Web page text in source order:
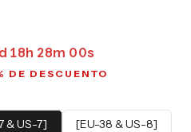
d 18h 27m 59s
DE DESCUENTO
& US-7]
[EU-38 & US-8]